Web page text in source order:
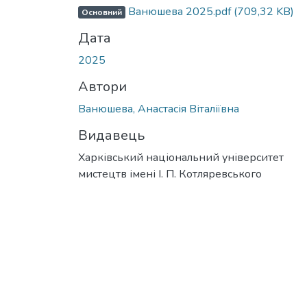
Основний Ванюшева 2025.pdf(709,32 KB)
Дата
2025
Автори
Ванюшева, Анастасія Віталіївна
Видавець
Харківський національний університет
мистецтв імені І. П. Котляревського